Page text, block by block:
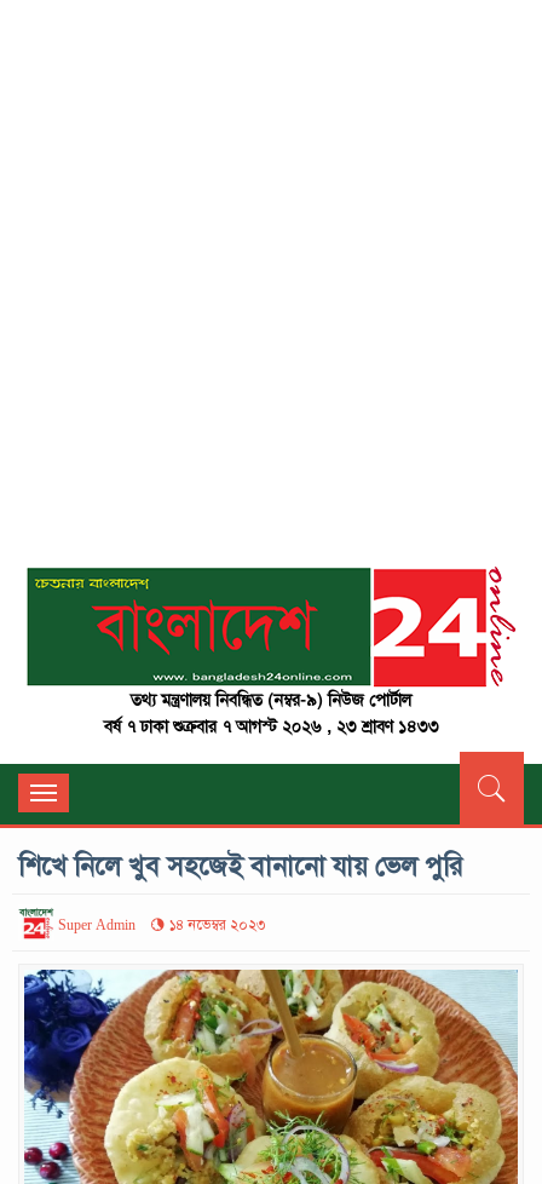
তথ্য মন্ত্রণালয় নিবন্ধিত (নম্বর-৯) নিউজ পোর্টাল
বর্ষ ৭ ঢাকা শুক্রবার ৭ আগস্ট ২০২৬ , ২৩ শ্রাবণ ১৪৩৩
Toggle
navigation
শিখে নিলে খুব সহজেই বানানো যায় ভেল পুরি
Super Admin ১৪ নভেম্বর ২০২৩